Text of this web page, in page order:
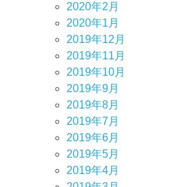
2020年2月
2020年1月
2019年12月
2019年11月
2019年10月
2019年9月
2019年8月
2019年7月
2019年6月
2019年5月
2019年4月